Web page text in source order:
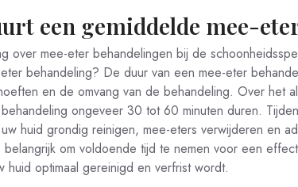
een gemiddelde mee-
over mee-eter behandelingen bij de
behandeling? De duur van een mee-eter
en de omvang van de behandeling. Over het
ongeveer 30 tot 60 minuten duren.
huid grondig reinigen, mee-eters verwijderen en
om voldoende tijd te nemen voor een
huid optimaal gereinigd en verfrist wordt.